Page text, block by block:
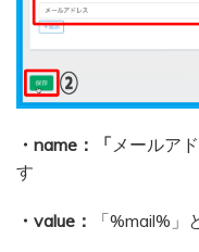
・name：「 メールア
す
・value： 「%mail%